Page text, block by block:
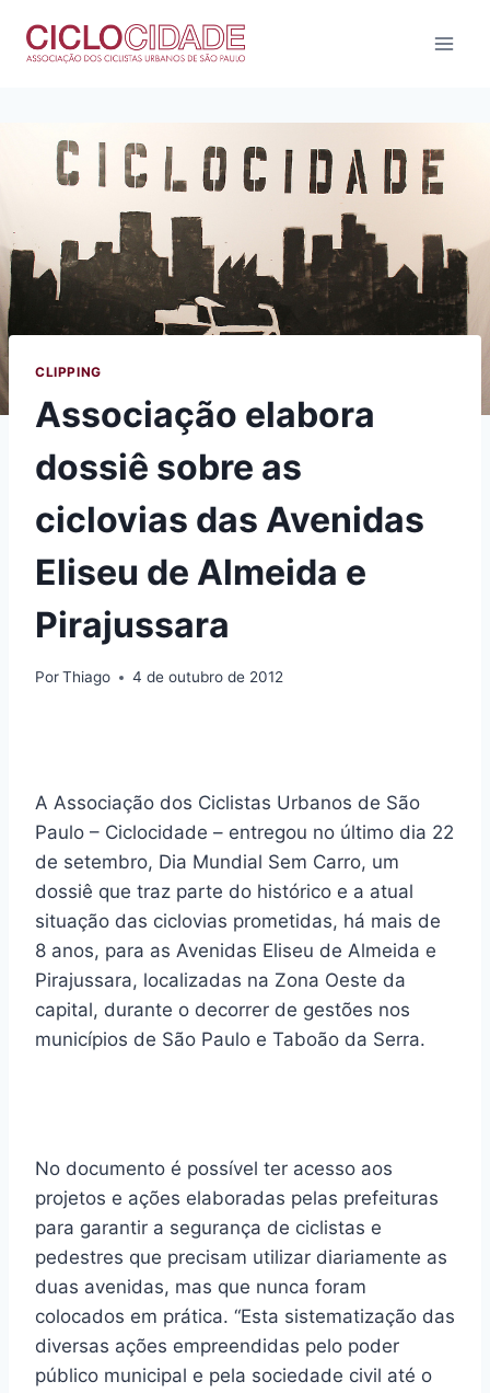
para
CLIPPING
Associação elabora
dossiê sobre as
ciclovias das Avenidas
Eliseu de Almeida e
Pirajussara
PorThiago 4 de outubro de 2012
A Associação dos Ciclistas Urbanos de São
Paulo – Ciclocidade – entregou no último dia 22
de setembro, Dia Mundial Sem Carro, um
dossiê que traz parte do histórico e a atual
situação das ciclovias prometidas, há mais de
8 anos, para as Avenidas Eliseu de Almeida e
Pirajussara, localizadas na Zona Oeste da
capital, durante o decorrer de gestões nos
municípios de São Paulo e Taboão da Serra.
No documento é possível ter acesso aos
projetos e ações elaboradas pelas prefeituras
para garantir a segurança de ciclistas e
pedestres que precisam utilizar diariamente as
duas avenidas, mas que nunca foram
colocados em prática. “Esta sistematização das
diversas ações empreendidas pelo poder
público municipal e pela sociedade civil até o